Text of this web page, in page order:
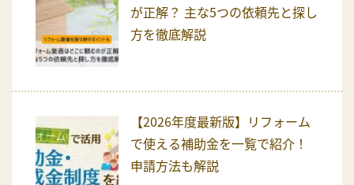
が正解？ 主な5つの依頼先と探し
方を徹底解説
【2026年度最新版】リフォーム
で使える補助金を一覧で紹介！
申請方法も解説